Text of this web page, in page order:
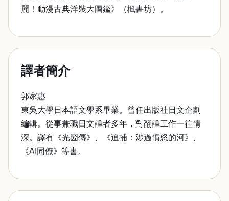
麗！動漫古典洋裝大圖鑑》（楓書坊）。
譯者簡介
郭家惠
東吳大學日本語文學系畢業。曾任出版社日文企劃
編輯。從事兼職日文譯者多年，對翻譯工作一往情
深。譯有《光圀傳》、《追捕：涉過憤怒的河》、
《AI同僚》等書。